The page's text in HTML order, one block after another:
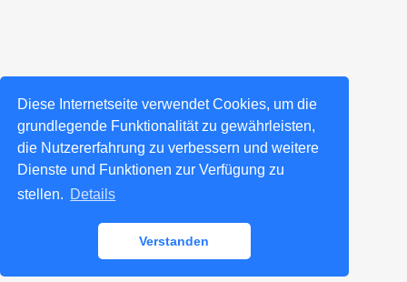
Diese Internetseite verwendet Cookies, um die
grundlegende Funktionalität zu gewährleisten,
die Nutzererfahrung zu verbessern und weitere
Dienste und Funktionen zur Verfügung zu
stellen. Details
Verstanden